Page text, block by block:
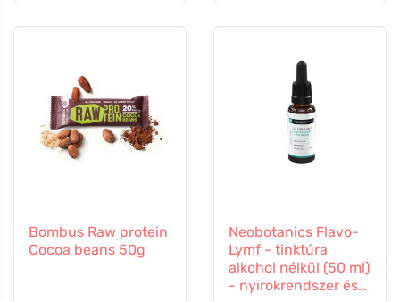
Bombus Raw protein
Cocoa beans 50g
Neobotanics Flavo-
Lymf - tinktúra
alkohol nélkül (50 ml)
- nyirokrendszer és